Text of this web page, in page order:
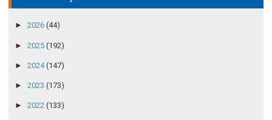
► 2026 (44)
► 2025 (192)
► 2024(147)
► 2023 (173)
► 2022 (133)